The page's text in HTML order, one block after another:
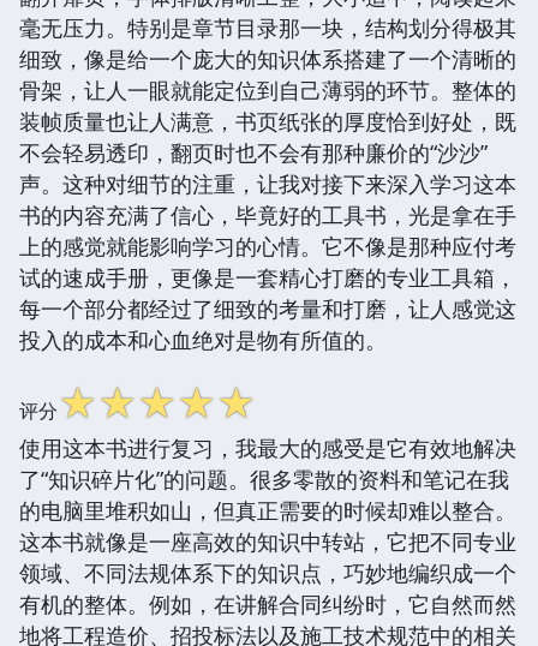
毫无压力。特别是章节目录那一块，结构划分得极其
细致，像是给一个庞大的知识体系搭建了一个清晰的
骨架，让人一眼就能定位到自己薄弱的环节。整体的
装帧质量也让人满意，书页纸张的厚度恰到好处，既
不会轻易透印，翻页时也不会有那种廉价的“沙沙”
声。这种对细节的注重，让我对接下来深入学习这本
书的内容充满了信心，毕竟好的工具书，光是拿在手
上的感觉就能影响学习的心情。它不像是那种应付考
试的速成手册，更像是一套精心打磨的专业工具箱，
每一个部分都经过了细致的考量和打磨，让人感觉这
投入的成本和心血绝对是物有所值的。
评分☆☆☆☆☆
使用这本书进行复习，我最大的感受是它有效地解决
了“知识碎片化”的问题。很多零散的资料和笔记在我
的电脑里堆积如山，但真正需要的时候却难以整合。
这本书就像是一座高效的知识中转站，它把不同专业
领域、不同法规体系下的知识点，巧妙地编织成一个
有机的整体。例如，在讲解合同纠纷时，它自然而然
地将工程造价、招投标法以及施工技术规范中的相关